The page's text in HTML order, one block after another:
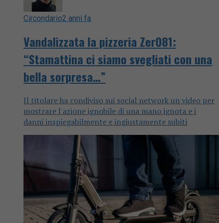
Circondario2 anni fa
Vandalizzata la pizzeria Zer081:
“Stamattina ci siamo svegliati con una
bella sorpresa…”
Il titolare ha condiviso sui social network un video per
mostrare l'azione ignobile di una mano ignota e i
danni inspiegabilmente e ingiustamente subiti